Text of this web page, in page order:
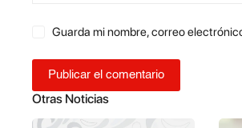
Guarda mi nombre, correo
Publicar el comentario
Otras Noticias